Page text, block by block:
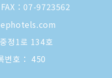
FAX：07-9723562
정1로 134호
번호： 450